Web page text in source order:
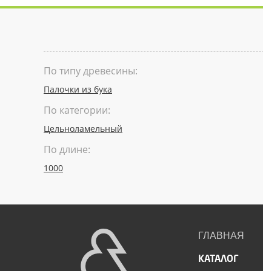
По типу древесины:
Палочки из бука
По категории:
Цельноламельный
По длине:
1000
ГЛАВНАЯ
КАТАЛОГ